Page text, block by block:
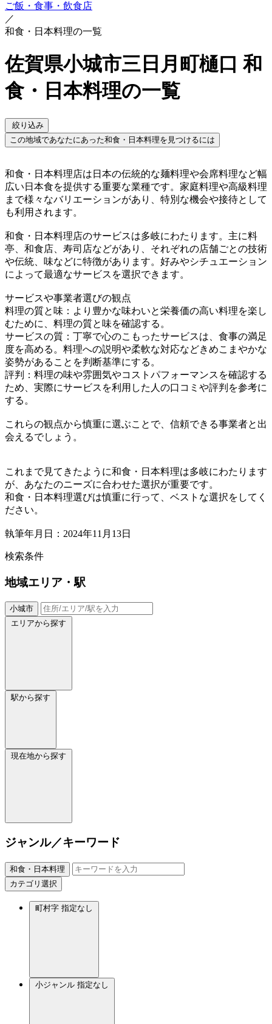
ご飯・食事・飲食店
／
和食・日本料理の一覧
佐賀県小城市三日月町樋口 和
食・日本料理の一覧
絞り込み
この地域であなたにあった和食・日本料理を見つけるには
和食・日本料理店は日本の伝統的な麺料理や会席料理など幅
広い日本食を提供する重要な業種です。家庭料理や高級料理
まで様々なバリエーションがあり、特別な機会や接待として
も利用されます。
和食・日本料理店のサービスは多岐にわたります。主に料
亭、和食店、寿司店などがあり、それぞれの店舗ごとの技術
や伝統、味などに特徴があります。好みやシチュエーション
によって最適なサービスを選択できます。
サービスや事業者選びの観点
料理の質と味：より豊かな味わいと栄養価の高い料理を楽し
むために、料理の質と味を確認する。
サービスの質：丁寧で心のこもったサービスは、食事の満足
度を高める。料理への説明や柔軟な対応などきめこまやかな
姿勢があることを判断基準にする。
評判：料理の味や雰囲気やコストパフォーマンスを確認する
ため、実際にサービスを利用した人の口コミや評判を参考に
する。
これらの観点から慎重に選ぶことで、信頼できる事業者と出
会えるでしょう。
これまで見てきたように和食・日本料理は多岐にわたります
が、あなたのニーズに合わせた選択が重要です。
和食・日本料理選びは慎重に行って、ベストな選択をしてく
ださい。
執筆年月日：2024年11月13日
検索条件
地域エリア・駅
小城市
エリアから探す
駅から探す
現在地から探す
ジャンル／キーワード
和食・日本料理
カテゴリ選択
町村字 指定なし
小ジャンル 指定なし